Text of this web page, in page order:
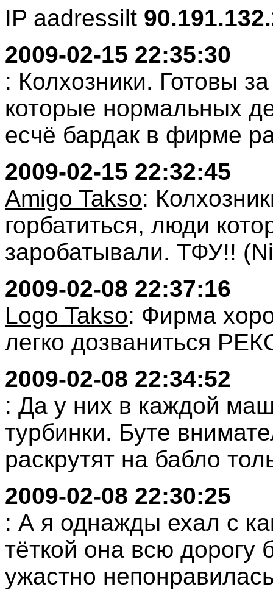
IP aadressilt
2009-02-15 22:35:30
: Колхозники. Готовы
которые нормальных
есчё бардак в фирме
2009-02-15 22:32:45
Amigo Takso:
горбатиться, люди
заробатывали. ТФУ!!
2009-02-08 22:37:16
Logo Takso: Фирма
легко дозваниться
2009-02-08 22:34:52
: Да у них в каждой
турбинки. Буте
раскрутят на бабло
2009-02-08 22:30:25
: А я однажды ехал с
тёткой она всю
ужастно